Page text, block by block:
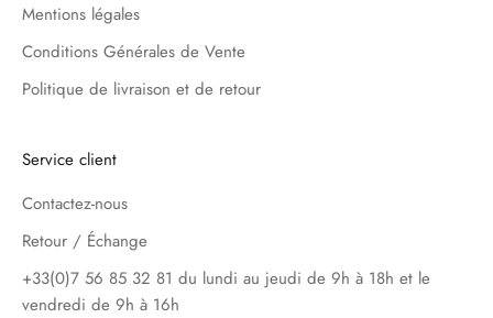
Mentions légales
Conditions Générales de Vente
Politique de livraison et de retour
Service client
Contactez-nous
Retour / Échange
+33(0)7 56 85 32 81 du lundi au jeudi de 9h à 18h et le
vendredi de 9h à 16h